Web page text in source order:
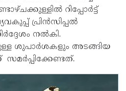
റിപ്പോർട്ട്
പ്രിൻസിപ്പൽ
നൽകി.
ശുപാർശകളും അടങ്ങിയ
സമർപ്പിക്കേണ്ടത്.